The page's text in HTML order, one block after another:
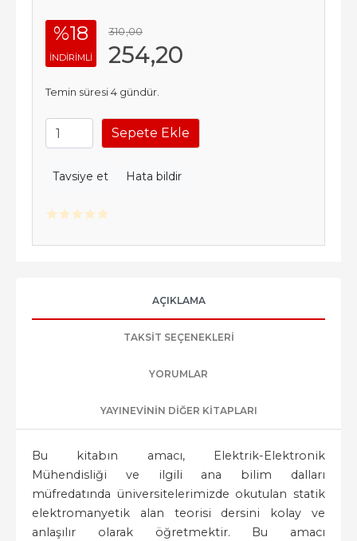
%18
INDIRIMLI
310,00
254,20
Temin süresi 4 gündür.
Sepete Ekle
Tavsiye et Hata bildir
AÇIKLAMA
TAKSIT SEÇENEKLERI
YORUMLAR
YAYINEVININ DIĞER KITAPLARI
Bu kitabın amacı, Elektrik-Elektronik
Mühendisliği ve ilgili ana bilim dalları
müfredatında üniversitelerimizde okutulan statik
elektromanyetik alan teorisi dersini kolay ve
anlaşılır olarak öğretmektir. Bu amacı